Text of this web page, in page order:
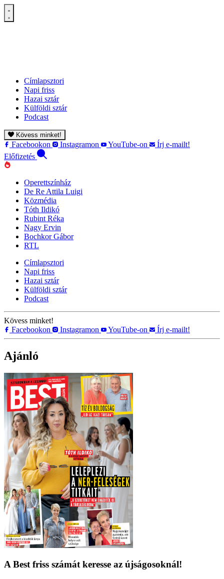
Címlapsztori
Napi friss
Hazai sztár
Külföldi sztár
Podcast
Kövess minket!
Facebookon Instagramon YouTube-on
Írj e-mailt!
Előfizetés
Operettszínház
De Re Attila Luigi
Közmédia
Tóth Ildikó
Rubint Réka
Nagy Ervin
Bochkor Gábor
RTL
Címlapsztori
Napi friss
Hazai sztár
Külföldi sztár
Podcast
Kövess minket!
Facebookon
Instagramon YouTube-on Írj e-mailt!
Ajánló
A Best friss számát keresse az újságosoknál!